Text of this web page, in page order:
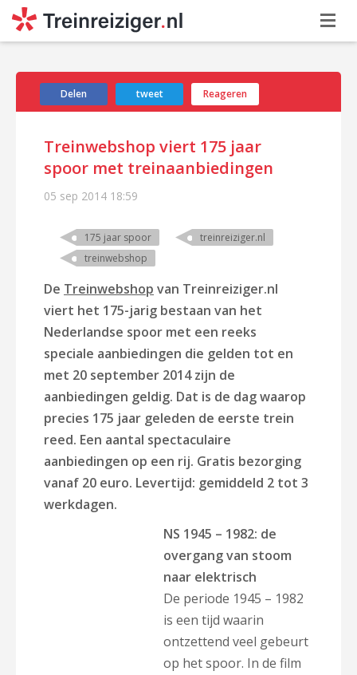
Delen tweet Reageren
Treinwebshop viert 175 jaar
spoor met treinaanbiedingen
05 sep 2014 18:59
175 jaar spoor
treinreiziger.nl
treinwebshop
De Treinwebshop van Treinreiziger.nl
viert het 175-jarig bestaan van het
Nederlandse spoor met een reeks
speciale aanbiedingen die gelden tot en
met 20 september 2014 zijn de
aanbiedingen geldig. Dat is de dag waarop
precies 175 jaar geleden de eerste trein
reed. Een aantal spectaculaire
aanbiedingen op een rij. Gratis bezorging
vanaf 20 euro. Levertijd: gemiddeld 2 tot 3
werkdagen.
NS 1945 – 1982: de
overgang van stoom
naar elektrisch
De periode 1945 – 1982
is een tijd waarin
ontzettend veel gebeurt
op het spoor. In de film